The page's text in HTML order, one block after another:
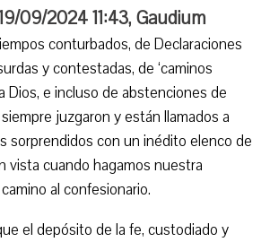
09/2024 11:43, Gaudium
conturbados, de Declaraciones
y contestadas, de ‘caminos
Dios, e incluso de abstenciones de
juzgaron y están llamados a
sorprendidos con un inédito elenco de
vista cuando hagamos nuestra
al confesionario.
el depósito de la fe, custodiado y